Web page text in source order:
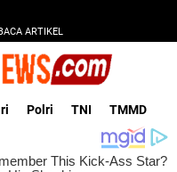
ARTIKEL
Polri TNI TMMD